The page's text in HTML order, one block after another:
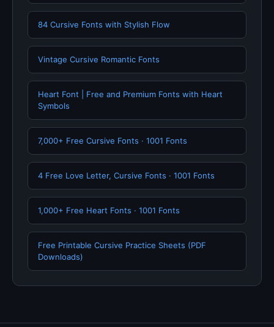
84 Cursive Fonts with Stylish Flow
Vintage Cursive Romantic Fonts
Heart Font | Free and Premium Fonts with Heart
Symbols
7,000+ Free Cursive Fonts · 1001 Fonts
4 Free Love Letter, Cursive Fonts · 1001 Fonts
1,000+ Free Heart Fonts · 1001 Fonts
Free Printable Cursive Practice Sheets (PDF
Downloads)